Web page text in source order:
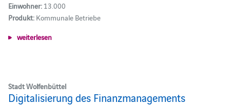
Einwohner:13.000
Produkt:Kommunale Betriebe
weiterlesen
Stadt Wolfenbüttel
Digitalisierung des Finanzmanagements